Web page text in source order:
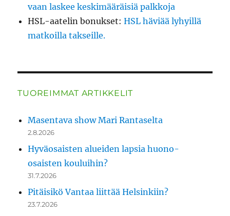
vaan laskee keskimääräisiä palkkoja
HSL-aatelin bonukset:HSL häviää lyhyillä
matkoilla takseille.
TUOREIMMAT ARTIKKELIT
Masentava show Mari Rantaselta
2.8.2026
Hyväosaisten alueiden lapsia huono-
osaisten kouluihin?
31.7.2026
Pitäisikö Vantaa liittää Helsinkiin?
23.7.2026